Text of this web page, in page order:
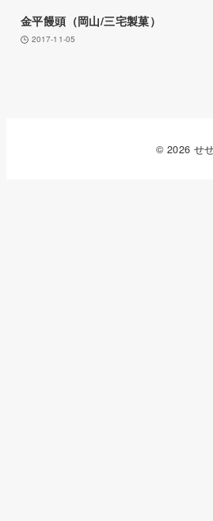
金平饅頭（岡山/三宅製菓）
2017-11-05
© 2026 せ